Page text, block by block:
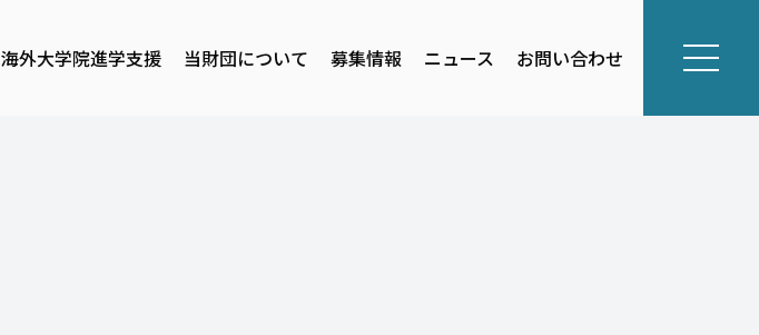
海外大学院進学支援 当財団について 募集情報 ニュース お問い合わせ